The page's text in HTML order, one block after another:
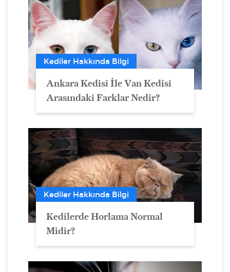
Kediler Hakkında Bilgi
Ankara Kedisi İle Van Kedisi
Arasındaki Farklar Nedir?
Kediler Hakkında Bilgi
Kedilerde Horlama Normal
Midir?